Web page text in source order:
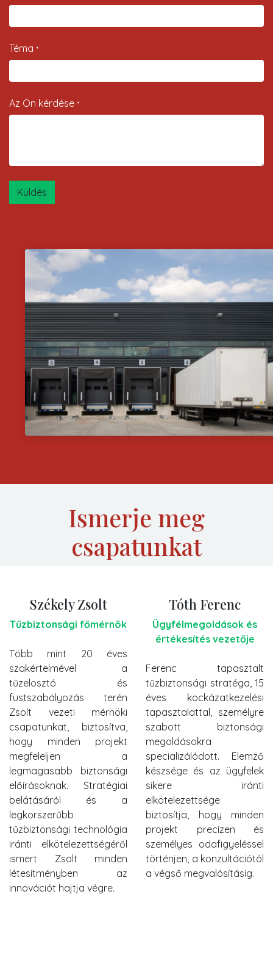
Téma *
Az Ön kérdése *
Küldés
Ismerje meg
csapatunkat
Székely Zsolt
Tűzbiztonsági főmérnök
Több mint 20 éves
szakértelmével a
tűzelosztó és
füstszabályozás terén
Zsolt vezeti mérnöki
csapatunkat, biztosítva,
hogy minden projekt
megfeleljen a
legmagasabb biztonsági
előírásoknak. Stratégiai
belátásáról és a
legkorszerűbb
tűzbiztonsági technológia
iránti elkötelezettségéről
ismert Zsolt minden
létesítményben az
innovációt hajtja végre.
Tóth Ferenc
Ügyfélmegoldások és
értékesítés vezetője
Ferenc tapasztalt
tűzbiztonsági stratéga, 15
éves kockázatkezelési
tapasztalattal, személyre
szabott biztonsági
megoldásokra
specializálódott. Elemző
készsége és az ügyfelek
sikere iránti
elkötelezettsége
biztosítja, hogy minden
projekt precízen és
személyes odafigyeléssel
történjen, a konzultációtól
a végső megvalósításig.